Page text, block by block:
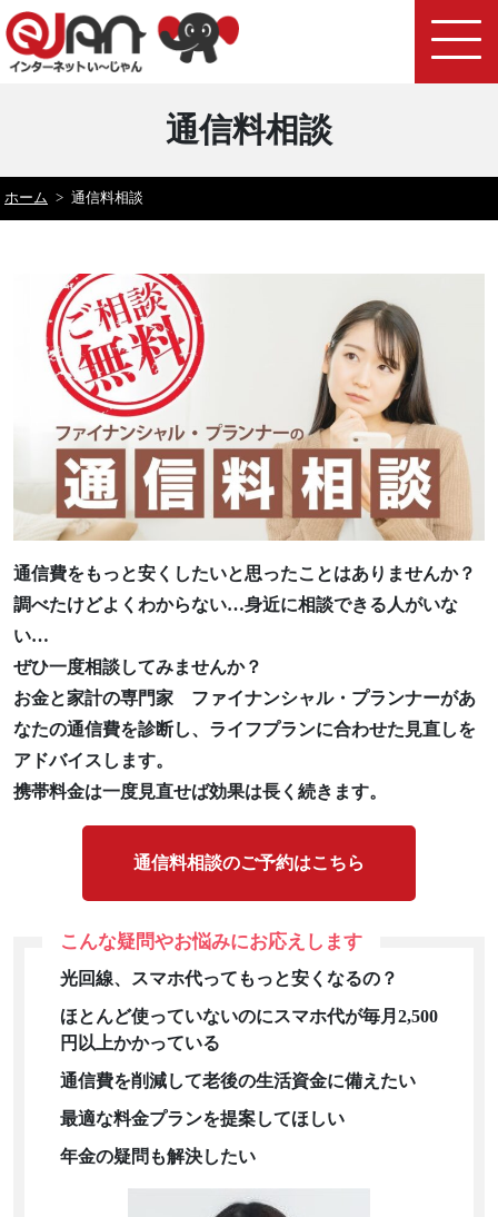
通信料相談
ホーム > 通信料相談
通信費をもっと安くしたいと思ったことはありませんか？
調べたけどよくわからない…身近に相談できる人がいな
い…
ぜひ一度相談してみませんか？
お金と家計の専門家 ファイナンシャル・プランナーがあ
なたの通信費を診断し、ライフプランに合わせた見直しを
アドバイスします。
携帯料金は一度見直せば効果は長く続きます。
通信料相談のご予約はこちら
こんな疑問やお悩みにお応えします
光回線、スマホ代ってもっと安くなるの？
ほとんど使っていないのにスマホ代が毎月2,500
円以上かかっている
通信費を削減して老後の生活資金に備えたい
最適な料金プランを提案してほしい
年金の疑問も解決したい